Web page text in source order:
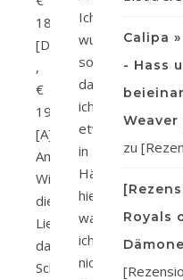
18,99
[D]
,
€
19,60
[A]
Amazon
Wird
die
Liebe
das
Schicksal
Ich
wusste
sofort,
dass
ich
etwas
in
Händen
hielt,
was
ich
nicht
Calipa
- Hass
Weaver
zu
Royals